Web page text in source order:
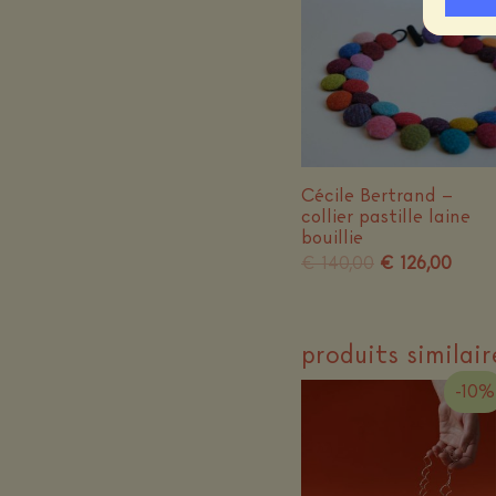
Cécile Bertrand –
collier pastille laine
bouillie
€140,00 Le
€ 140,00.
€ 126,00Le
€
produits
-10%